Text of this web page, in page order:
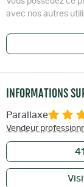
avec nos autres
INFORMATIONS
Parallaxe
Vendeur